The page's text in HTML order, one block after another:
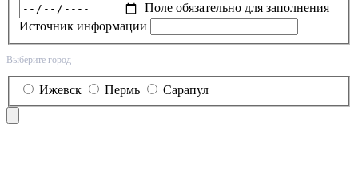
Поле обязательно для заполнения
Источник информации
Выберите город
Ижевск Пермь Сарапул